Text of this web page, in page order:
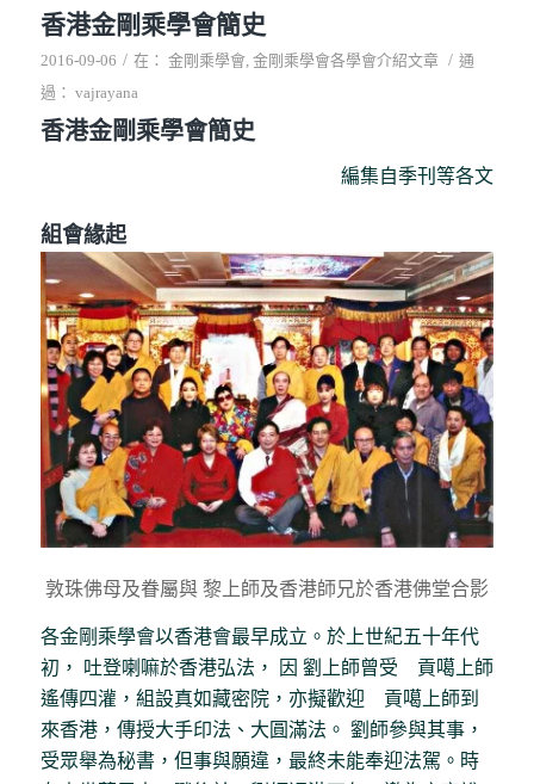
香港金剛乘學會簡史
2016-09-06 / 在： 金剛乘學會, 金剛乘學會各學會介紹文章 / 通
過： vajrayana
香港金剛乘學會簡史
編集自季刊等各文
組會緣起
敦珠佛母及眷屬與 黎上師及香港師兄於香港佛堂合影
各金剛乘學會以香港會最早成立。於上世紀五十年代
初， 吐登喇嘛於香港弘法， 因 劉上師曾受 貢噶上師
遙傳四灌，組設真如藏密院，亦擬歡迎 貢噶上師到
來香港，傳授大手印法、大圓滿法。 劉師參與其事，
受眾舉為秘書，但事與願違，最終未能奉迎法駕。時